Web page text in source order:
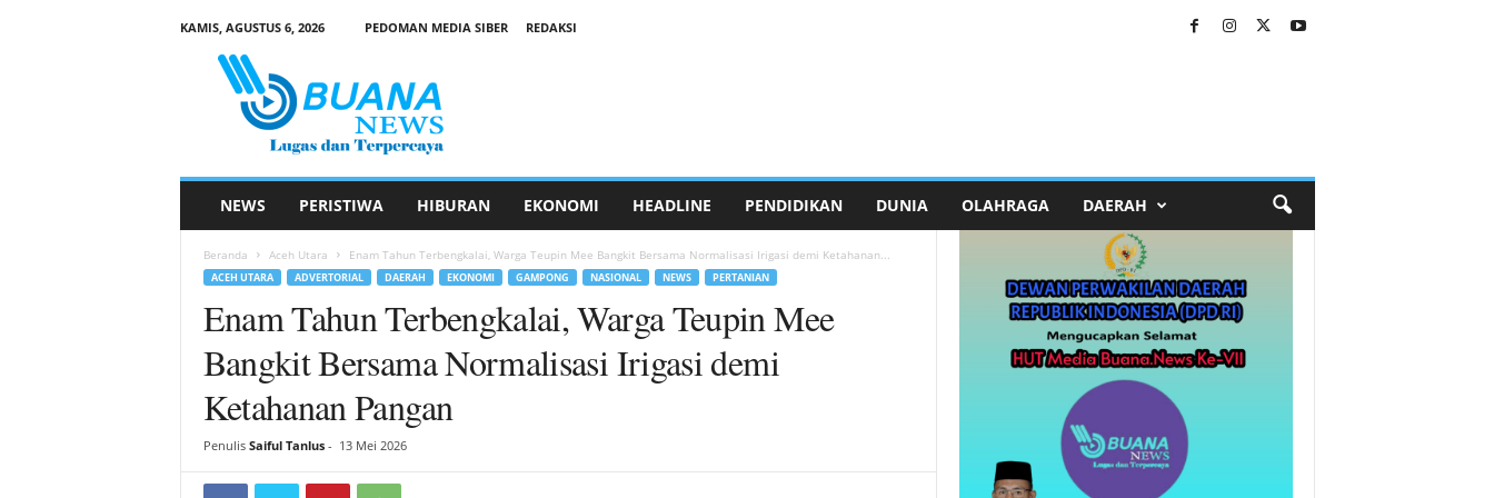
KAMIS, AGUSTUS 6, 2026 PEDOMAN MEDIA SIBER
REDAKSI
NEWS PERISTIWA HIBURAN EKONOMI HEADLINE PENDIDIKAN DUNIA OLAHRAGA DAERAH
Beranda Aceh Utara Enam Tahun Terbengkalai, Warga Teupin Mee Bangkit Bersama Normalisasi Irigasi demi Ketahanan...
ACEH UTARA ADVERTORIAL DAERAH EKONOMI GAMPONG NASIONAL NEWS PERTANIAN
Enam Tahun Terbengkalai, Warga Teupin Mee
Bangkit Bersama Normalisasi Irigasi demi
Ketahanan Pangan
Penulis Saiful Tanlus- 13 Mei 2026